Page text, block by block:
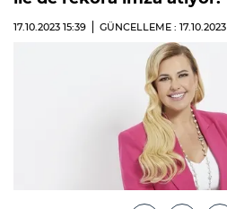
17.10.2023 15:39 GÜNCELLEME : 17.10.2023